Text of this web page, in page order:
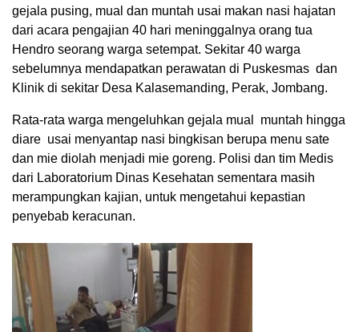
gejala pusing, mual dan muntah usai makan nasi hajatan
dari acara pengajian 40 hari meninggalnya orang tua
Hendro seorang warga setempat. Sekitar 40 warga
sebelumnya mendapatkan perawatan di Puskesmas dan
Klinik di sekitar Desa Kalasemanding, Perak, Jombang.
Rata-rata warga mengeluhkan gejala mual muntah hingga
diare usai menyantap nasi bingkisan berupa menu sate
dan mie diolah menjadi mie goreng. Polisi dan tim Medis
dari Laboratorium Dinas Kesehatan sementara masih
merampungkan kajian, untuk mengetahui kepastian
penyebab keracunan.